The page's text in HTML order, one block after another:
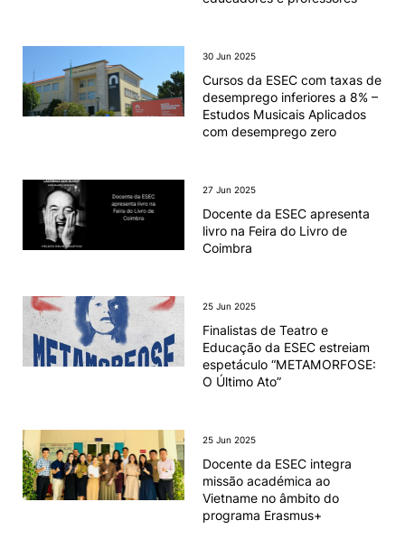
30 Jun 2025
Cursos da ESEC com taxas de
desemprego inferiores a 8% –
Estudos Musicais Aplicados
com desemprego zero
27 Jun 2025
Docente da ESEC apresenta
livro na Feira do Livro de
Coimbra
25 Jun 2025
Finalistas de Teatro e
Educação da ESEC estreiam
espetáculo “METAMORFOSE:
O Último Ato”
25 Jun 2025
Docente da ESEC integra
missão académica ao
Vietname no âmbito do
programa Erasmus+